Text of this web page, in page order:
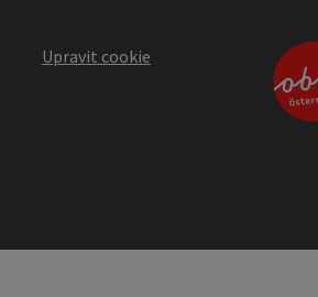
Upravit cookie